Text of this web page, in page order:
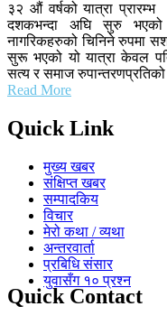
३२ औं वर्षको यात्रा
दशकभन्दा अघि सुरु भएको
नागरिकहरुको चिनिने रुपमा
सुरू भएको यो यात्रा केवल
सत्य र समाज रुपान्तरणप्रतिको
Read More
Quick Link
मुख्य खबर
संक्षिप्त खबर
सम्पादकिय
विचार
मेरो कथा / व्यथा
अन्तरवार्ता
प्रबिधि संसार
युवासँग १० प्रश्न
Quick Contact